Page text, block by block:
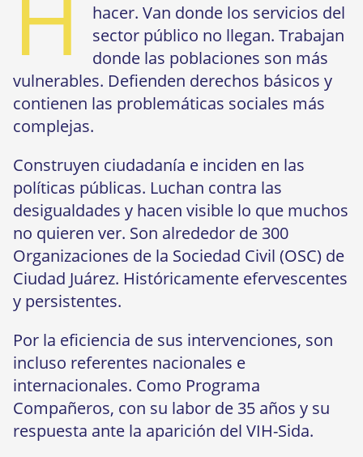
hacer. Van donde los servicios del
sector público no llegan. Trabajan
donde las poblaciones son más
vulnerables. Defienden derechos básicos y
contienen las problemáticas sociales más
complejas.
Construyen ciudadanía e inciden en las
políticas públicas. Luchan contra las
desigualdades y hacen visible lo que muchos
no quieren ver. Son alrededor de 300
Organizaciones de la Sociedad Civil (OSC) de
Ciudad Juárez. Históricamente efervescentes
y persistentes.
Por la eficiencia de sus intervenciones, son
incluso referentes nacionales e
internacionales. Como Programa
Compañeros, con su labor de 35 años y su
respuesta ante la aparición del VIH-Sida.